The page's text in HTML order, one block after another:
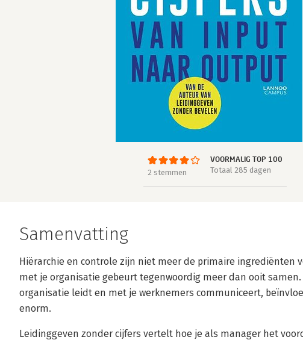
2 stemmen
VOORMALIG TOP 100
Totaal 285 dagen
Samenvatting
Hiërarchie en controle zijn niet meer de primaire ingrediënten
met je organisatie gebeurt tegenwoordig meer dan ooit samen.
organisatie leidt en met je werknemers communiceert,
enorm.
Leidinggeven zonder cijfers vertelt hoe je als manager het